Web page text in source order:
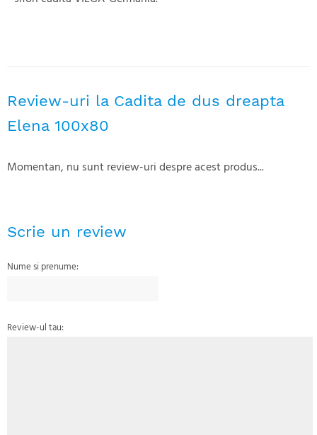
Review-uri la Cadita de dus dreapta
Elena 100x80
Momentan, nu sunt review-uri despre acest produs...
Scrie un review
Nume si prenume:
Review-ul tau: